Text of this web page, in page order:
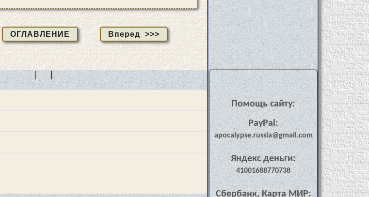
ОГЛАВЛЕНИЕ Вперед >>>
| |
Помощь сайту:
PayPal:
apocalypse.russia@gmail.com
Яндекс деньги:
41001688770738
Сбербанк, Карта МИР: